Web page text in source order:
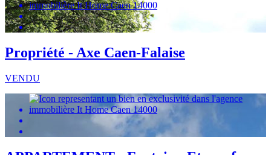
Propriété - Axe Caen-Falaise
VENDU